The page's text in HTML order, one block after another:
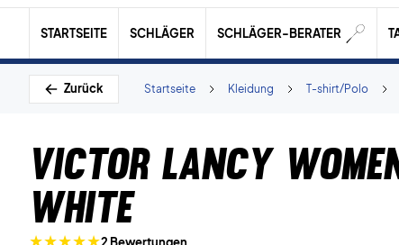
STARTSEITE SCHLÄGER SCHLÄGER-BERATER
Zurück T-shirt/Polo
Kleidung
Startseite
Victor Lancy
White